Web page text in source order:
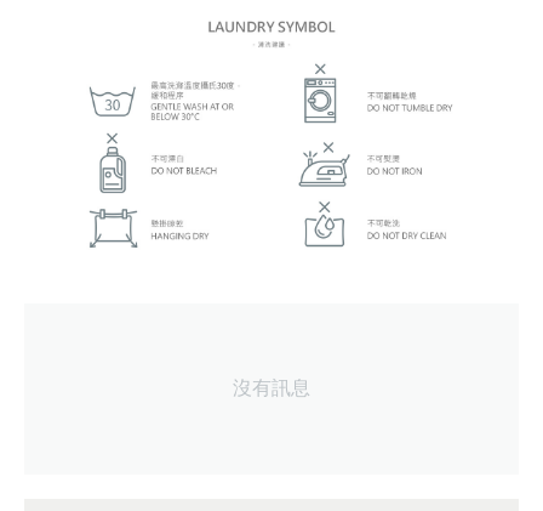
沒有訊息